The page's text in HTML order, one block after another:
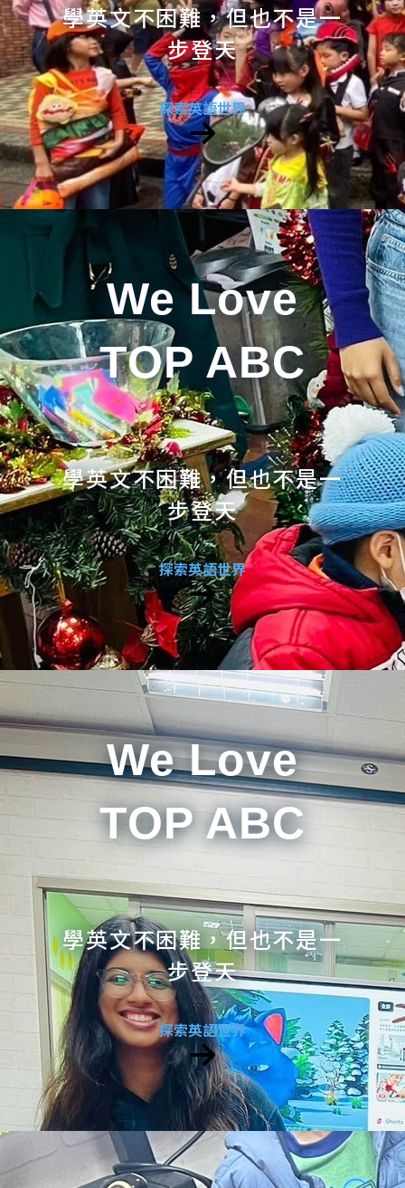
學英文不困難，但也不是一
步登天
探索英語世界
We Love
TOP ABC
學英文不困難，但也不是一
步登天
探索英語世界
We Love
TOP ABC
學英文不困難，但也不是一
步登天
探索英語世界